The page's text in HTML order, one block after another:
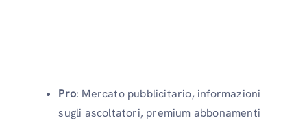
Pro: Mercato pubblicitario, informazioni
sugli ascoltatori, premium abbonamenti